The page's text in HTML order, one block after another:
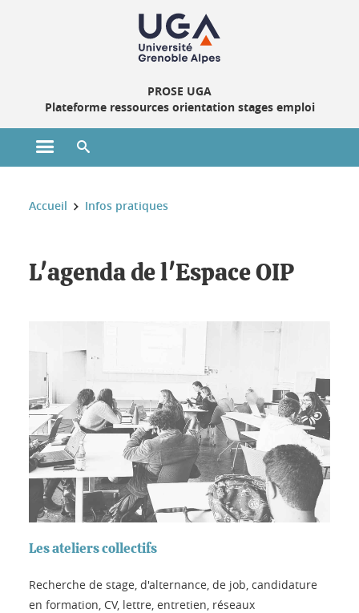
PROSE UGA
Plateforme ressources orientation stages emploi
Ouvrir le menu principal
Vous êtes ici :
Accueil Infos pratiques
Ouvrez l'œil !
L'agenda de l'Espace OIP
Les ateliers collectifs
Recherche de stage, d'alternance, de job, candidature
en formation, CV, lettre, entretien, réseaux